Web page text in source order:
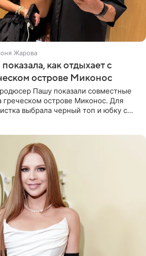
Жарова
как отдыхает с
острове Миконос
Пашу показали совместные
греческом острове Миконос. Для
выбрала черный топ и юбку с